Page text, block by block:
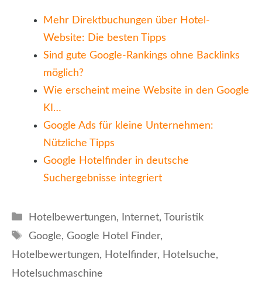
Mehr Direktbuchungen über Hotel-
Website: Die besten Tipps
Sind gute Google-Rankings ohne Backlinks
möglich?
Wie erscheint meine Website in den Google
KI…
Google Ads für kleine Unternehmen:
Nützliche Tipps
Google Hotelfinder in deutsche
Suchergebnisse integriert
Kategorien
Hotelbewertungen, Internet, Touristik
Schlagwörter
Google, Google Hotel Finder,
Hotelbewertungen, Hotelfinder, Hotelsuche,
Hotelsuchmaschine